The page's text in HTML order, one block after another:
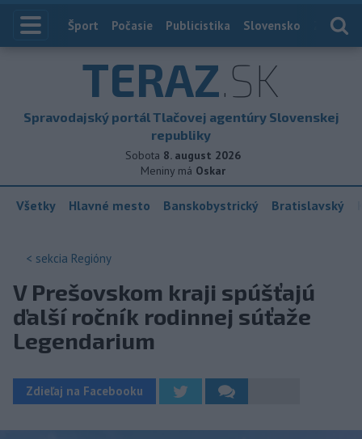
Index
Šport Počasie Publicistika Slovensko
TERAZ.SK
Spravodajský portál Tlačovej agentúry Slovenskej
republiky
Sobota 8. august 2026
Meniny má Oskar
Všetky Hlavné mesto Banskobystrický Bratislavský
< sekcia Regióny
V Prešovskom kraji spúšťajú
ďalší ročník rodinnej súťaže
Legendarium
Zdieľaj na Facebooku